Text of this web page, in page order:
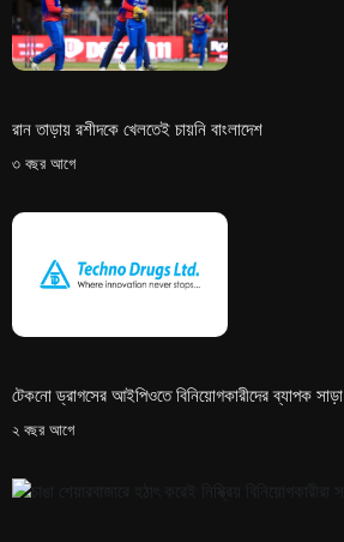
রান তাড়ায় রশীদকে খেলতেই চায়নি বাংলাদেশ
৩ বছর আগে
টেকনো ড্রাগসের আইপিওতে বিনিয়োগকারীদের ব্যাপক সাড়া
২ বছর আগে